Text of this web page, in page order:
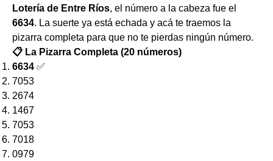
Lotería de Entre Ríos, el número a la cabeza fue el
6634. La suerte ya está echada y acá te traemos la
pizarra completa para que no te pierdas ningún número.
📋 La Pizarra Completa (20 números)
6634 ✅
7053
2674
1467
7053
7018
0979